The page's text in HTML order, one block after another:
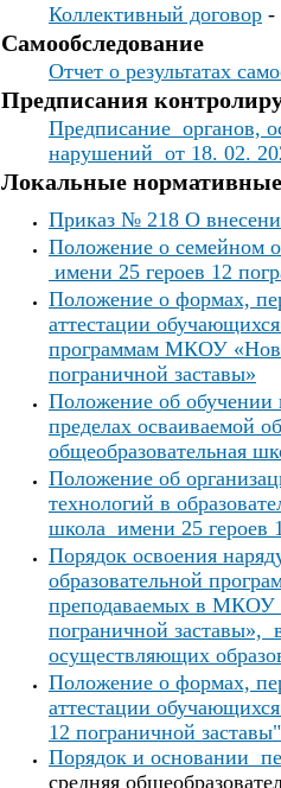
Коллективный договор -
Самообследование
Отчет о результатах
Предписания
Предписание органов,
нарушений от 18. 02.
Локальные
Приказ № 218 О
Положение о семейном
имени 25 героев 12
Положение о формах,
аттестации
программам МКОУ
пограничной заставы»
Положение об обучении
пределах осваиваемой
общеобразовательная
Положение об
технологий в
школа имени 25 героев
Порядок освоения
образовательной
преподаваемых в МКОУ
пограничной заставы»,
осуществляющих
Положение о формах,
аттестации обучающихся
12 пограничной заставы"
Порядок и основании
средняя